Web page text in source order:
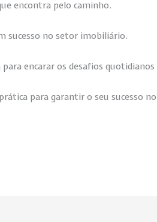
encontra pelo caminho.
sucesso no setor imobiliário.
encarar os desafios
para garantir o seu sucesso